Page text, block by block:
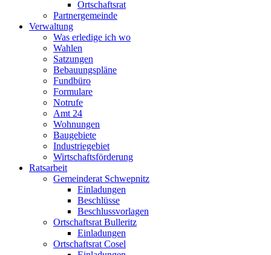
Ortschaftsrat
Partnergemeinde
Verwaltung
Was erledige ich wo
Wahlen
Satzungen
Bebauungspläne
Fundbüro
Formulare
Notrufe
Amt 24
Wohnungen
Baugebiete
Industriegebiet
Wirtschaftsförderung
Ratsarbeit
Gemeinderat Schwepnitz
Einladungen
Beschlüsse
Beschlussvorlagen
Ortschaftsrat Bulleritz
Einladungen
Ortschaftsrat Cosel